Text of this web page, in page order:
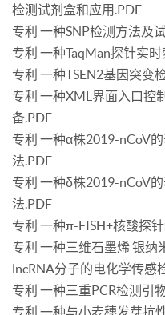
检测试剂盒和应用.PDF
专利 一种SNP检测方法及
专利 一种TaqMan探针实
专利 一种TSEN2基因突变
专利 一种XML界面入口控
备.PDF
专利 一种α株2019-nCoV
法.PDF
专利 一种δ株2019-nCoV
法.PDF
专利 一种π-FISH+核酸探
专利 一种三维石墨烯 银纳
lncRNA分子的电化学传感
专利 一种三重PCR检测引
专利 一种与小麦穗发芽抗